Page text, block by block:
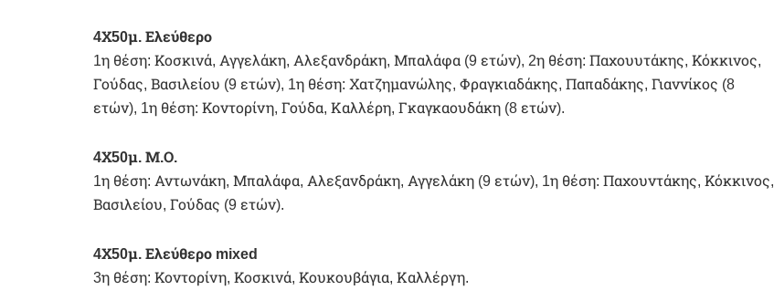
4Χ50μ. Ελεύθερο
1η θέση: Κοσκινά, Αγγελάκη, Αλεξανδράκη, Μπαλάφα (9 ετών), 2η θέση: Παχουυτάκης, Κόκκινος,
Γούδας, Βασιλείου (9 ετών), 1η θέση: Χατζημανώλης, Φραγκιαδάκης, Παπαδάκης, Γιαννίκος (8
ετών), 1η θέση: Κοντορίνη, Γούδα, Καλλέρη, Γκαγκαουδάκη (8 ετών).
4Χ50μ. Μ.Ο.
1η θέση: Αντωνάκη, Μπαλάφα, Αλεξανδράκη, Αγγελάκη (9 ετών), 1η θέση: Παχουντάκης, Κόκκινος,
Βασιλείου, Γούδας (9 ετών).
4Χ50μ. Ελεύθερο mixed
3η θέση: Κοντορίνη, Κοσκινά, Κουκουβάγια, Καλλέργη.